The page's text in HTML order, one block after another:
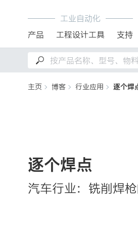
工业自动化
产品
工程设计工具 支持
主页 博客 行业应用 逐个焊
逐个焊点
汽车行业：铣削焊